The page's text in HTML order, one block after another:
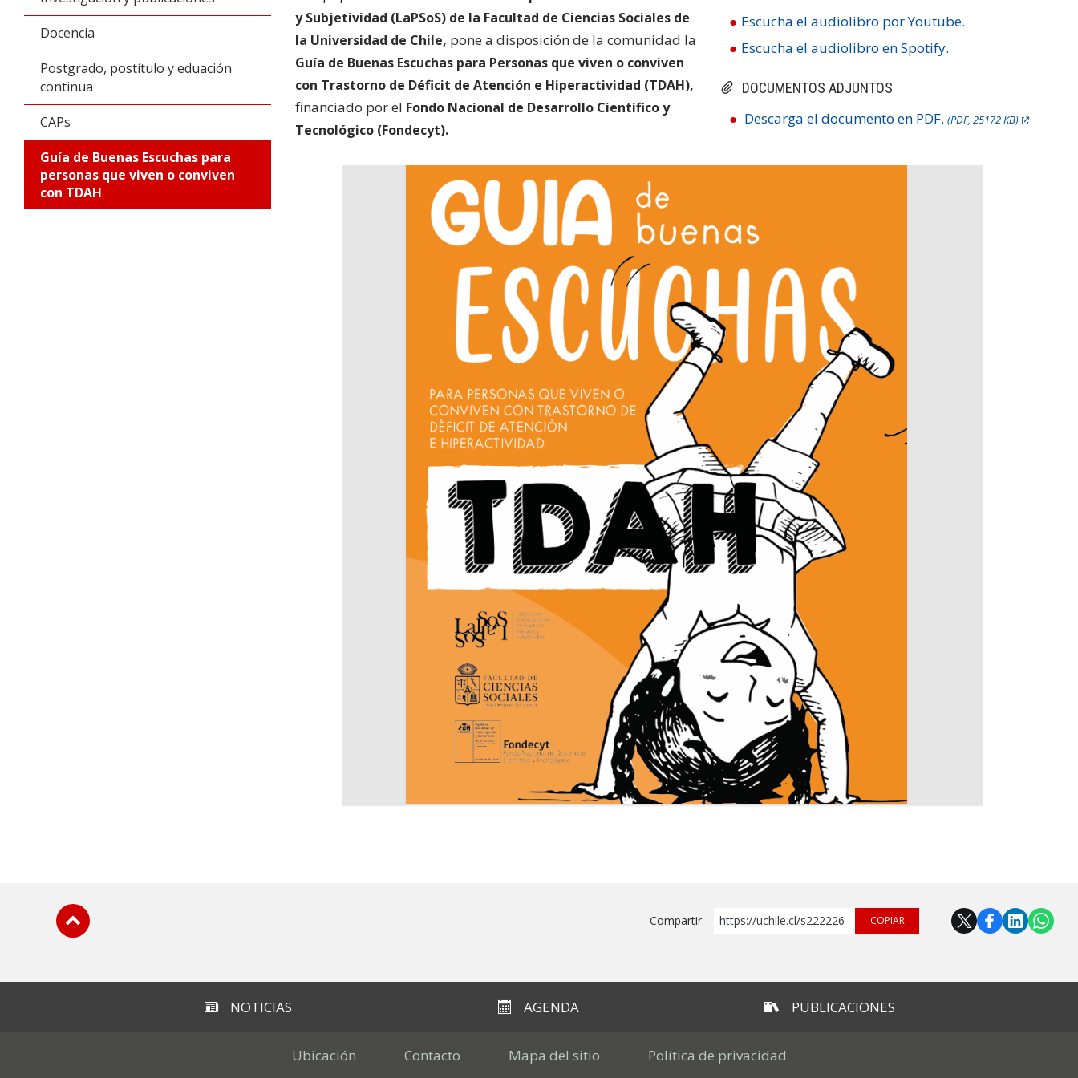
Docencia
Postgrado, postítulo y eduación
continua
CAPs
Guía de Buenas Escuchas para
personas que viven o conviven
con TDAH
Escucha el audiolibro por Youtube.
Escucha el audiolibro en Spotify.
DOCUMENTOS ADJUNTOS
Descarga el documento en PDF. (PDF, 25172 KB)
y Subjetividad (LaPSoS) de la Facultad de Ciencias Sociales de
la Universidad de Chile, pone a disposición de la comunidad la
Guía de Buenas Escuchas para Personas que viven o conviven
con Trastorno de Déficit de Atención e Hiperactividad (TDAH),
financiado por el Fondo Nacional de Desarrollo Científico y
Tecnológico (Fondecyt).
Compartir: https://uchile.cl/s222226 COPIAR
NOTICIAS AGENDA PUBLICACIONES
Ubicación Contacto Mapa del sitio Política de privacidad